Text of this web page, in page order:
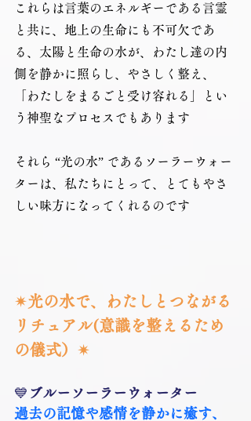
これらは言葉のエネルギーである言霊
と共に、地上の生命にも不可欠であ
る、太陽と生命の水が、わたし達の内
側を静かに照らし、やさしく整え、
「わたしをまるごと受け容れる」とい
う神聖なプロセスでもあります
それら “光の水” であるソーラーウォー
ターは、私たちにとって、とてもやさ
しい味方になってくれるのです
✴光の水で、わたしとつながる
リチュアル(意識を整えるため
の儀式）✴
💙 ブルーソーラーウォーター
過去の記憶や感情を静かに癒す、